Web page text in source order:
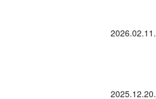
2026.02.11.
2025.12.20.